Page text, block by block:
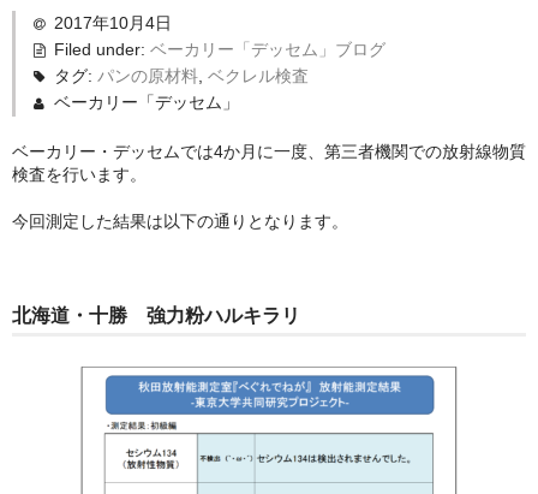
ショップについて
アクセス
お問合せ
新規「会員制ベーカリー・デッセム」第１２期募集
2017年10月4日
Filed under: ベーカリー「デッセム」ブログ
タグ: パンの原材料, ベクレル検査
ベーカリー「デッセム」
ベーカリー・デッセムでは4か月に一度、第三者機関での放射線物質
検査を行います。
今回測定した結果は以下の通りとなります。
北海道・十勝 強力粉ハルキラリ